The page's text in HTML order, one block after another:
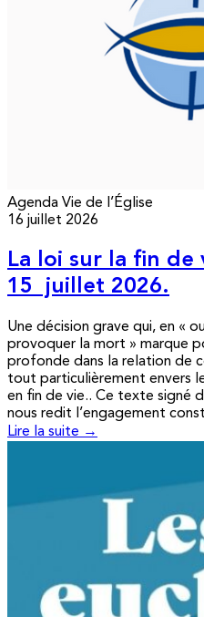
Agenda Vie de l’Église
16 juillet 2026
La loi sur la fin de
15 juillet 2026.
Une décision grave qui, en «
provoquer la mort » marque
profonde dans la relation de
tout particulièrement envers
en fin de vie.. Ce texte signé
nous redit l’engagement
Lire la suite →